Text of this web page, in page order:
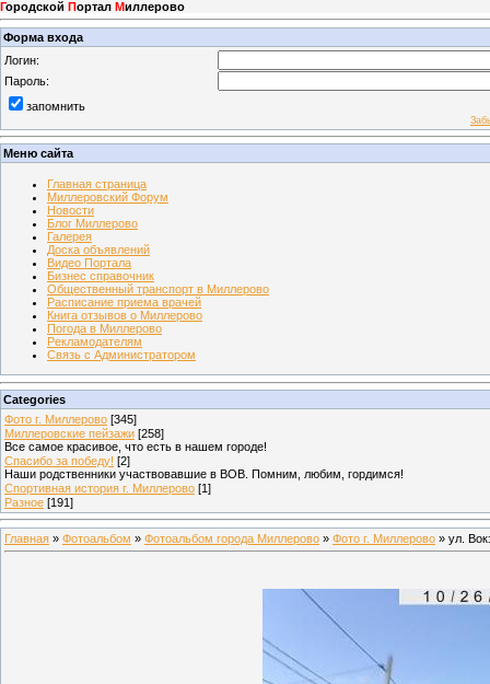
Городской Портал Миллерово
Форма входа
Логин:
Пароль:
запомнить
Меню сайта
Главная страница
Миллеровский Форум
Новости
Блог Миллерово
Галерея
Доска объявлений
Видео Портала
Бизнес справочник
Общественный транспорт в Миллерово
Расписание приема врачей
Книга отзывов о Миллерово
Погода в Миллерово
Рекламодателям
Связь с Администратором
Categories
Фото г. Миллерово [345]
Миллеровские пейзажи [258]
Все самое красивое, что есть в нашем городе!
Спасибо за победу! [2]
Наши родственники участвовавшие в ВОВ. Помним, любим, гордимся!
Спортивная история г. Миллерово [1]
Разное [191]
Главная » Фотоальбом » Фотоальбом города Миллерово » Фото г. Миллерово » ул.